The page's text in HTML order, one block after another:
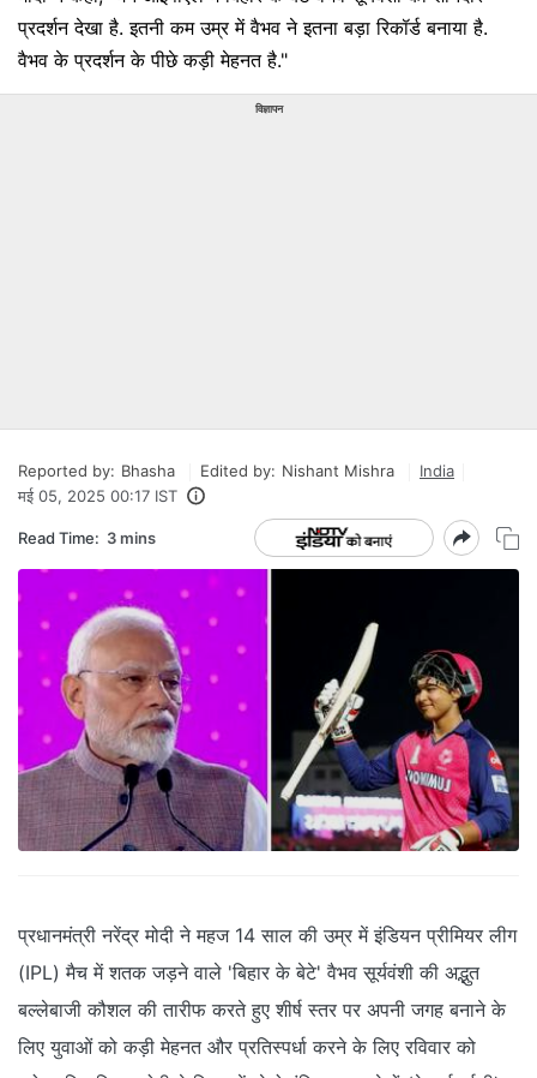
प्रदर्शन देखा है. इतनी कम उम्र में वैभव ने इतना बड़ा रिकॉर्ड बनाया है.
वैभव के प्रदर्शन के पीछे कड़ी मेहनत है."
विज्ञापन
Reported by: Bhasha Edited by: Nishant Mishra
India
मई 05, 2025 00:17 IST
Read Time: 3 mins
प्रधानमंत्री नरेंद्र मोदी ने महज 14 साल की उम्र में इंडियन प्रीमियर लीग
(IPL) मैच में शतक जड़ने वाले 'बिहार के बेटे' वैभव सूर्यवंशी की अद्भुत
बल्लेबाजी कौशल की तारीफ करते हुए शीर्ष स्तर पर अपनी जगह बनाने के
लिए युवाओं को कड़ी मेहनत और प्रतिस्पर्धा करने के लिए रविवार को